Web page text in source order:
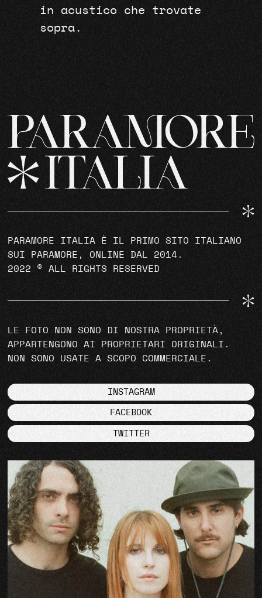
in acustico che trovate
sopra.
PARAMORE ITALIA È IL PRIMO SITO ITALIANO
SUI PARAMORE, ONLINE DAL 2014.
2022 © ALL RIGHTS RESERVED
LE FOTO NON SONO DI NOSTRA PROPRIETÀ,
APPARTENGONO AI PROPRIETARI ORIGINALI.
NON SONO USATE A SCOPO COMMERCIALE.
INSTAGRAM
FACEBOOK
TWITTER